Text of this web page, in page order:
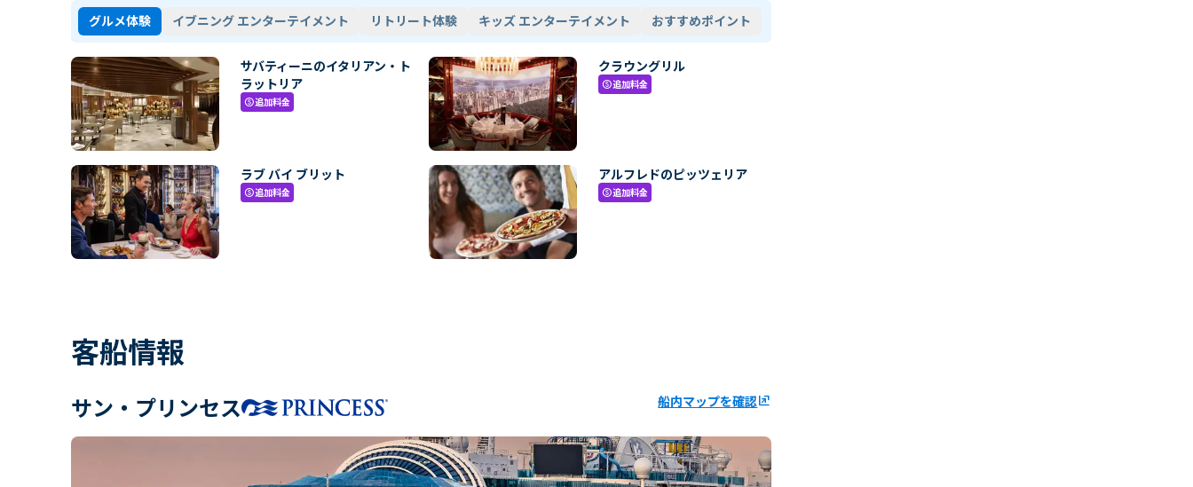
グルメ体験 イブニング エンターテイメント リトリート体験 キッズ エンターテイメント おすすめポイント
サバティーニのイタリアン・ト
ラットリア
paid追加料金
クラウングリル
paid追加料金
ラブ バイ ブリット
paid追加料金
アルフレドのピッツェリア
paid追加料金
客船情報
サン・プリンセス 船内マップを確認ungroup